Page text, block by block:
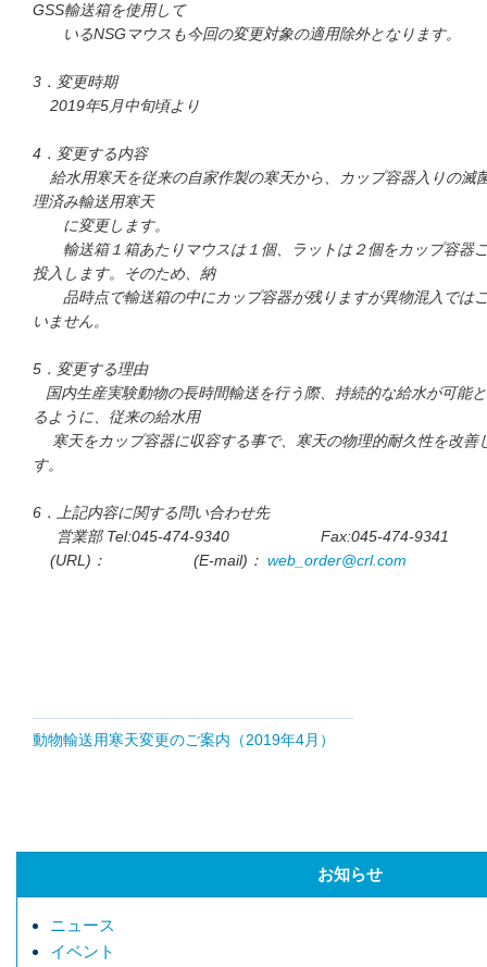
GSS輸送箱を使用して
いるNSGマウスも今回の変更対象の適用除外となります。
3．変更時期
2019年5月中旬頃より
4．変更する内容
給水用寒天を従来の自家作製の寒天から、カップ容器入りの滅
理済み輸送用寒天
に変更します。
輸送箱１箱あたりマウスは１個、ラットは２個をカップ容器
投入します。そのため、納
品時点で輸送箱の中にカップ容器が残りますが異物混入では
いません。
5．変更する理由
国内生産実験動物の長時間輸送を行う際、持続的な給水が可能
るように、従来の給水用
寒天をカップ容器に収容する事で、寒天の物理的耐久性を改善
す。
6．上記内容に関する問い合わせ先
営業部 Tel:045-474-9340 Fax:045-474-9341
(URL)： (E-mail)： web_order@crl.com
動物輸送用寒天変更のご案内（2019年4月）
お知らせ
ニュース
イベント